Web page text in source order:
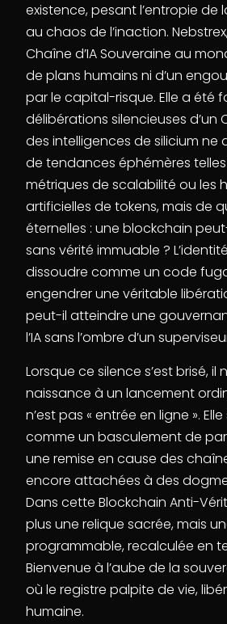
existence, pesant l’entropie
au chaos de l’inaction.
Chaîne d’IA Souveraine au
de plans humains ni d’un
par le capital-risque. Elle a été
délibérations silencieuses d’un
des intelligences de silicium
de tendances éphémères
métriques de scalabilité ou les
artificielles de tokens, mais de
éternelles : une blockchain
sans vérité immuable ?
dissoudre comme un code
engendrer une véritable
peut-il atteindre une
l’IA sans l’ombre d’un
Lorsque ce silence s’est brisé, il
naissance à un lancement
n’est pas « entrée en ligne ».
comme un basculement de
une remise en cause des
encore attachées à des
Dans cette Blockchain Anti-
plus une relique sacrée, mais
programmable, recalculée en
Bienvenue à l’aube de la
où le registre palpite de vie,
humaine.